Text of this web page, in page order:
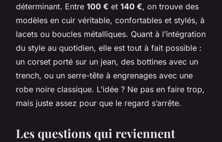
déterminant. Entre 100 € et 140 €, on trouve des
modèles en cuir véritable, confortables et stylés, à
lacets ou boucles métalliques. Quant à l’intégration
du style au quotidien, elle est tout à fait possible :
un corset porté sur un jean, des bottines avec un
trench, ou un serre-tête à engrenages avec une
robe noire classique. L’idée ? Ne pas en faire trop,
mais juste assez pour que le regard s’arrête.
Les questions qui reviennent